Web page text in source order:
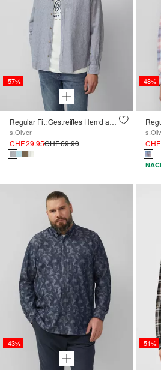
-57%
Regular Fit: Gestreiftes Hemd aus Baumwoll- und Leinenmix
s.Oliver
CHF 29.95CHF 69.90
-48%
-43% -51%